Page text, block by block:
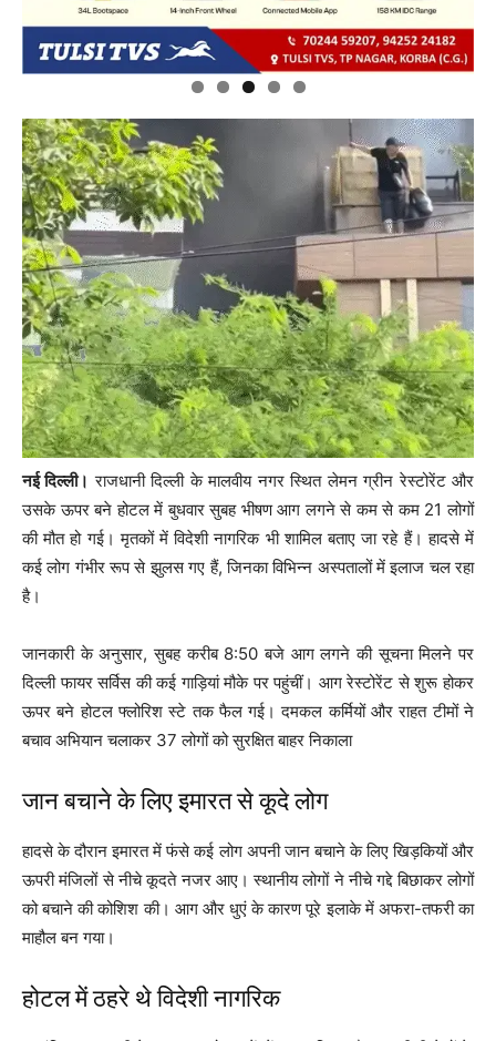
नई दिल्ली। राजधानी दिल्ली के मालवीय नगर स्थित लेमन ग्रीन रेस्टोरेंट और
उसके ऊपर बने होटल में बुधवार सुबह भीषण आग लगने से कम से कम 21 लोगों
की मौत हो गई। मृतकों में विदेशी नागरिक भी शामिल बताए जा रहे हैं। हादसे में
कई लोग गंभीर रूप से झुलस गए हैं, जिनका विभिन्न अस्पतालों में इलाज चल रहा
है।
जानकारी के अनुसार, सुबह करीब 8:50 बजे आग लगने की सूचना मिलने पर
दिल्ली फायर सर्विस की कई गाड़ियां मौके पर पहुंचीं। आग रेस्टोरेंट से शुरू होकर
ऊपर बने होटल फ्लोरिश स्टे तक फैल गई। दमकल कर्मियों और राहत टीमों ने
बचाव अभियान चलाकर 37 लोगों को सुरक्षित बाहर निकाला
जान बचाने के लिए इमारत से कूदे लोग
हादसे के दौरान इमारत में फंसे कई लोग अपनी जान बचाने के लिए खिड़कियों और
ऊपरी मंजिलों से नीचे कूदते नजर आए। स्थानीय लोगों ने नीचे गद्दे बिछाकर लोगों
को बचाने की कोशिश की। आग और धुएं के कारण पूरे इलाके में अफरा-तफरी का
माहौल बन गया।
होटल में ठहरे थे विदेशी नागरिक